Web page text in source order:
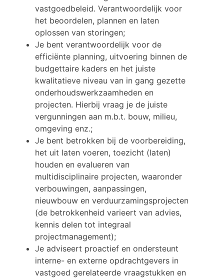
vastgoedbeleid. Verantwoordelijk voor
het beoordelen, plannen en laten
oplossen van storingen;
Je bent verantwoordelijk voor de
efficiënte planning, uitvoering binnen de
budgettaire kaders en het juiste
kwalitatieve niveau van in gang gezette
onderhoudswerkzaamheden en
projecten. Hierbij vraag je de juiste
vergunningen aan m.b.t. bouw, milieu,
omgeving enz.;
Je bent betrokken bij de voorbereiding,
het uit laten voeren, toezicht (laten)
houden en evalueren van
multidisciplinaire projecten, waaronder
verbouwingen, aanpassingen,
nieuwbouw en verduurzamingsprojecten
(de betrokkenheid varieert van advies,
kennis delen tot integraal
projectmanagement);
Je adviseert proactief en ondersteunt
interne- en externe opdrachtgevers in
vastgoed gerelateerde vraagstukken en